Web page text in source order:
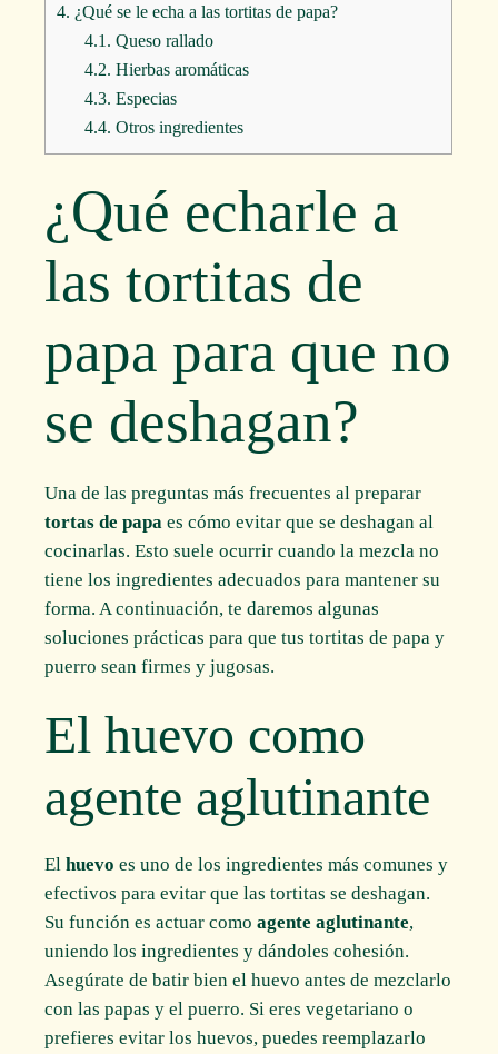
4. ¿Qué se le echa a las tortitas de papa?
4.1. Queso rallado
4.2. Hierbas aromáticas
4.3. Especias
4.4. Otros ingredientes
¿Qué echarle a
las tortitas de
papa para que no
se deshagan?
Una de las preguntas más frecuentes al preparar
tortas de papa es cómo evitar que se deshagan al
cocinarlas. Esto suele ocurrir cuando la mezcla no
tiene los ingredientes adecuados para mantener su
forma. A continuación, te daremos algunas
soluciones prácticas para que tus tortitas de papa y
puerro sean firmes y jugosas.
El huevo como
agente aglutinante
Elhuevo es uno de los ingredientes más comunes y
efectivos para evitar que las tortitas se deshagan.
Su función es actuar comoagente aglutinante,
uniendo los ingredientes y dándoles cohesión.
Asegúrate de batir bien el huevo antes de mezclarlo
con las papas y el puerro. Si eres vegetariano o
prefieres evitar los huevos, puedes reemplazarlo